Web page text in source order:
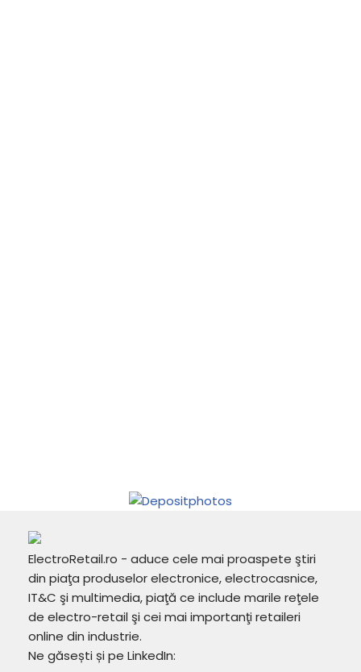
ElectroRetail.ro - aduce cele mai proaspete ştiri
din piaţa produselor electronice, electrocasnice,
IT&C şi multimedia, piaţă ce include marile reţele
de electro-retail şi cei mai importanţi retaileri
online din industrie.
Ne găsești și pe LinkedIn: